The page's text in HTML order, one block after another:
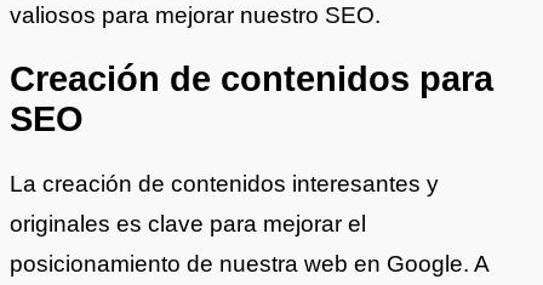
valiosos para mejorar nuestro SEO.
Creación de contenidos para
SEO
La creación de contenidos interesantes y
originales es clave para mejorar el
posicionamiento de nuestra web en Google. A